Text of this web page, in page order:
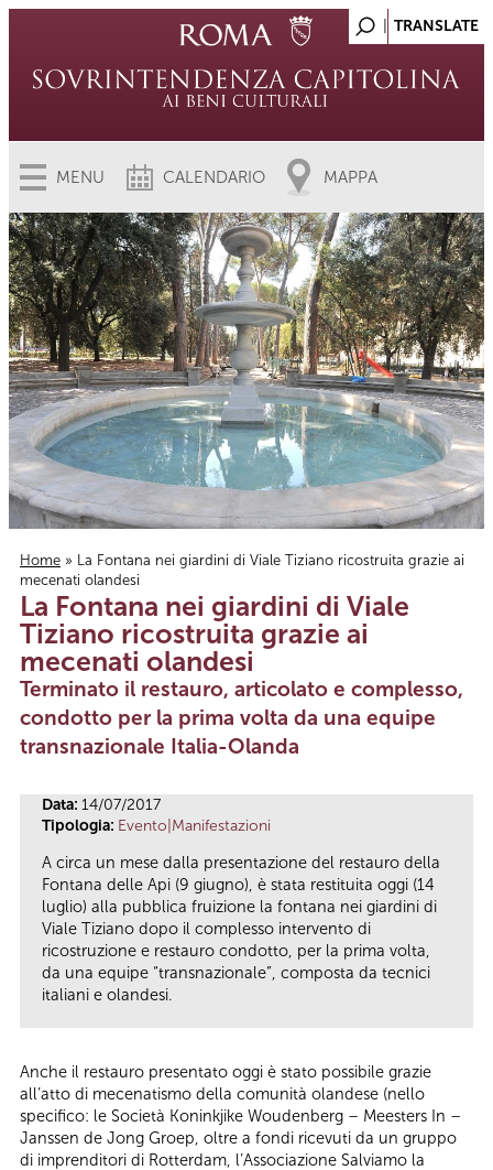
MENU CALENDARIO MAPPA
Tu sei qui
Home » La Fontana nei giardini di Viale Tiziano ricostruita grazie ai
mecenati olandesi
La Fontana nei giardini di Viale
Tiziano ricostruita grazie ai
mecenati olandesi
Terminato il restauro, articolato e complesso,
condotto per la prima volta da una equipe
transnazionale Italia-Olanda
Data: 14/07/2017
Tipologia: Evento|Manifestazioni
A circa un mese dalla presentazione del restauro della
Fontana delle Api (9 giugno), è stata restituita oggi (14
luglio) alla pubblica fruizione la fontana nei giardini di
Viale Tiziano dopo il complesso intervento di
ricostruzione e restauro condotto, per la prima volta,
da una equipe “transnazionale”, composta da tecnici
italiani e olandesi.
Anche il restauro presentato oggi è stato possibile grazie
all’atto di mecenatismo della comunità olandese (nello
specifico: le Società Koninkjike Woudenberg – Meesters In –
Janssen de Jong Groep, oltre a fondi ricevuti da un gruppo
di imprenditori di Rotterdam, l’Associazione Salviamo la